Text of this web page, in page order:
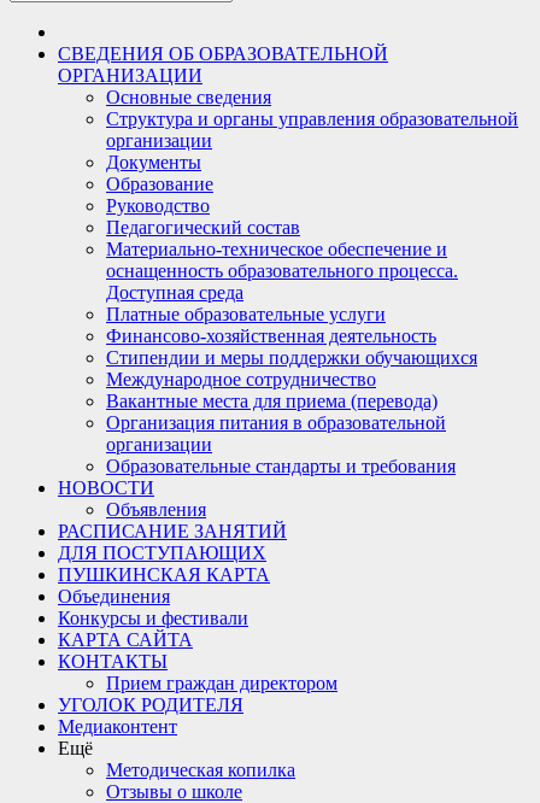
СВЕДЕНИЯ ОБ ОБРАЗОВАТЕЛЬНОЙ
ОРГАНИЗАЦИИ
Основные сведения
Структура и органы управления образовательной
организации
Документы
Образование
Руководство
Педагогический состав
Материально-техническое обеспечение и
оснащенность образовательного процесса.
Доступная среда
Платные образовательные услуги
Финансово-хозяйственная деятельность
Стипендии и меры поддержки обучающихся
Международное сотрудничество
Вакантные места для приема (перевода)
Организация питания в образовательной
организации
Образовательные стандарты и требования
НОВОСТИ
Объявления
РАСПИСАНИЕ ЗАНЯТИЙ
ДЛЯ ПОСТУПАЮЩИХ
ПУШКИНСКАЯ КАРТА
Объединения
Конкурсы и фестивали
КАРТА САЙТА
КОНТАКТЫ
Прием граждан директором
УГОЛОК РОДИТЕЛЯ
Медиаконтент
Ещё
Методическая копилка
Отзывы о школе